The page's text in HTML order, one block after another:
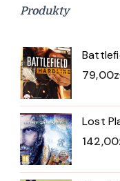
Produkty
79,00
Lost
142,00